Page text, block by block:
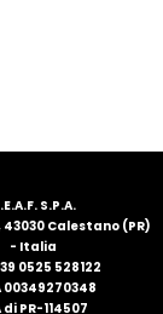
S.P.A.
43030 Calestano (PR)
- Italia
0525 528122
00349270348
di PR-114507